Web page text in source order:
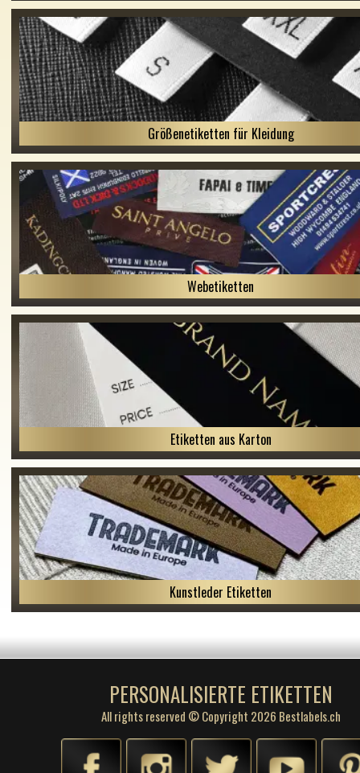
Größenetiketten für Kleidung
Webetiketten
Etiketten aus Karton
Kunstleder Etiketten
PERSONALISIERTE ETIKETTEN
All rights reserved © Copyright 2026 Bestlabels.ch